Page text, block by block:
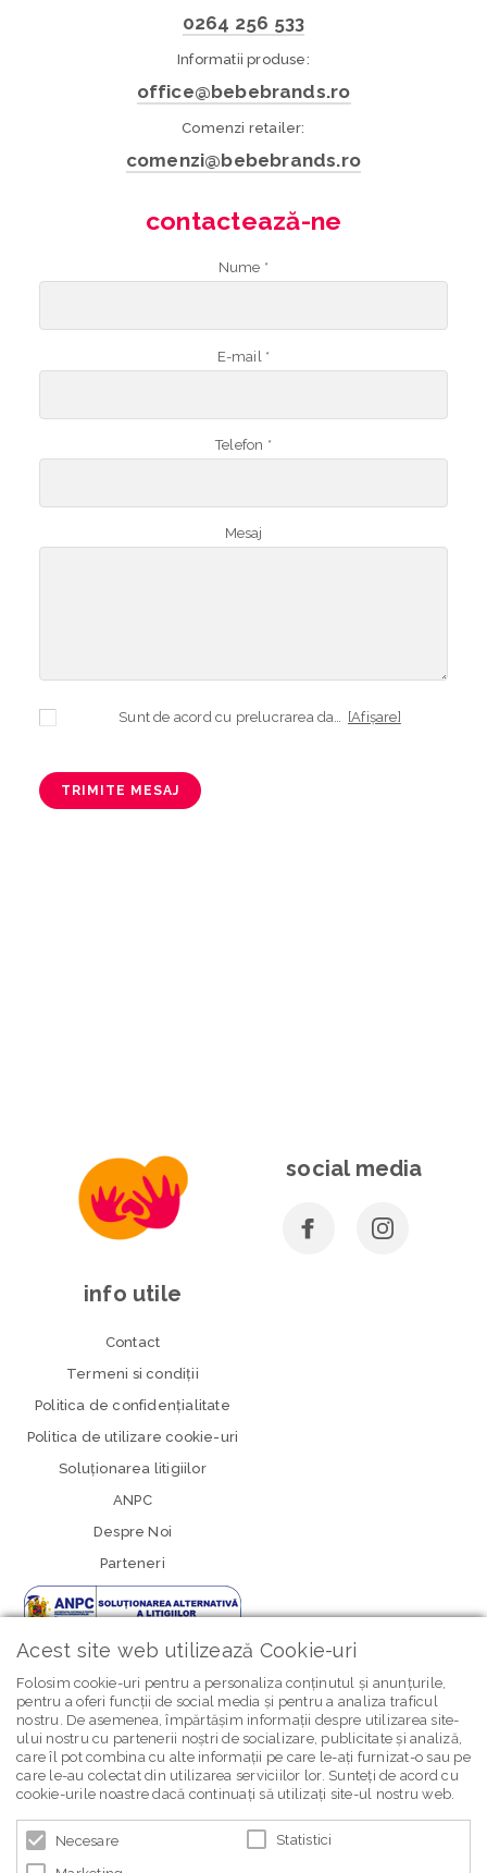
0264 256 533
Informatii produse:
office@bebebrands.ro
Comenzi retailer:
comenzi@bebebrands.ro
contactează-ne
Nume *
E-mail *
Telefon *
Mesaj
[Afișare]
TRIMITE MESAJ
social media
info utile
Contact
Termeni si condiţii
Politica de confidenţialitate
Politica de utilizare cookie-uri
Soluționarea litigiilor
ANPC
Despre Noi
Parteneri
newsletter Bebe Brands
Acest site web utilizează Cookie-uri
Folosim cookie-uri pentru a personaliza conținutul și anunțurile,
pentru a oferi funcții de social media și pentru a analiza traficul
nostru. De asemenea, împărtășim informații despre utilizarea site-
ului nostru cu partenerii noștri de socializare, publicitate și analiză,
care îl pot combina cu alte informații pe care le-ați furnizat-o sau pe
care le-au colectat din utilizarea serviciilor lor. Sunteți de acord cu
cookie-urile noastre dacă continuați să utilizați site-ul nostru web.
Necesare Statistici